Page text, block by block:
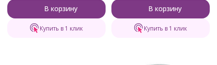
В корзину
Купить в 1 клик
В корзину
Купить в 1 клик